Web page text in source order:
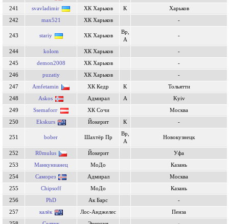
241
svavladimir ХК Харьков К
Xарьков
242
max521 ХК Харьков -
243 stariy ХК Харьков
Вр,
А
-
244 kolom ХК Харьков
-
245
demon2008 ХК Харьков
-
246
puzatiy ХК Харьков
-
247
Amfetamin ХК Кедр К
Тольятти
248
Askos Адмирал А
Kyiv
249
Ssemaforг ХК Сочи
Москва
250
Ekskurs Йокерит К -
251 bober Шахтёр Пр
Вр,
А
Новокузнецк
252 R0mulus Йокерит
Уфа
253
Манкунианец МоДо
Казань
254
Саморез Адмирал
Москва
255
Chipsoff МоДо
Казань
256
PhD Ак Барс
-
257
калёк Лос-Анджелес
Пенза